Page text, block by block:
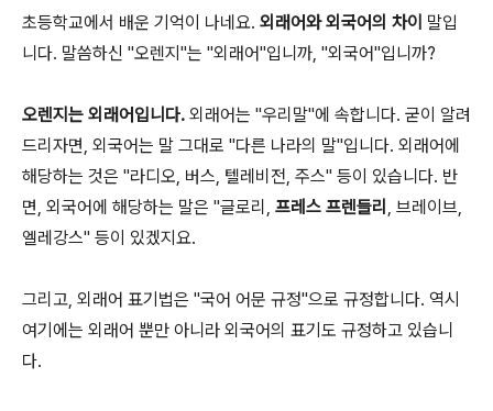
초등학교에서 배운 기억이 나네요. 외래어와 외국어의 차이 말입
니다. 말씀하신 "오렌지"는 "외래어"입니까, "외국어"입니까?
오렌지는 외래어입니다. 외래어는 "우리말"에 속합니다. 굳이 알려
드리자면, 외국어는 말 그대로 "다른 나라의 말"입니다. 외래어에
해당하는 것은 "라디오, 버스, 텔레비전, 주스" 등이 있습니다. 반
면, 외국어에 해당하는 말은 "글로리, 프레스 프렌들리 , 브레이브,
엘레강스" 등이 있겠지요.
그리고, 외래어 표기법은 "국어 어문 규정"으로 규정합니다. 역시
여기에는 외래어 뿐만 아니라 외국어의 표기도 규정하고 있습니
다.